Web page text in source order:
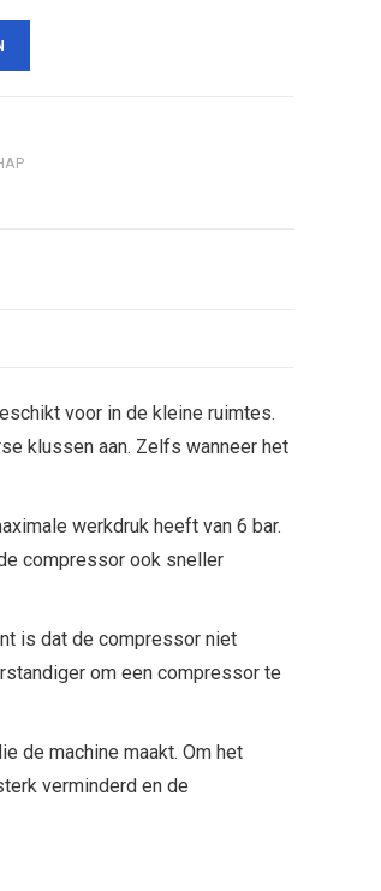
voor in de kleine ruimtes.
klussen aan. Zelfs wanneer het
werkdruk heeft van 6 bar.
compressor ook sneller
is dat de compressor niet
om een compressor te
de machine maakt. Om het
verminderd en de